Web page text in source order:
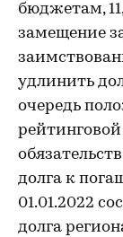
бюджетам,
замещение
удлинить
очередь
долга к
01.01.2022
долга